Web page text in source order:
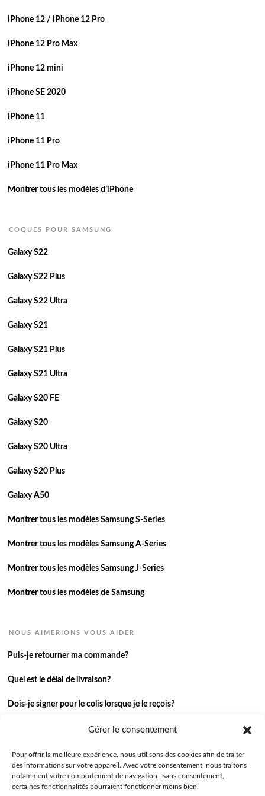
Gérer le consentement
Pour offrir la meilleure expérience, nous utilisons des cookies afin de traiter
des informations sur votre appareil. Avec votre consentement, nous traitons
notamment votre comportement de navigation ; sans consentement,
certaines fonctionnalités pourraient fonctionner moins bien.
iPhone 12 / iPhone 12 Pro
iPhone 12 Pro Max
iPhone 12 mini
iPhone SE 2020
iPhone 11
iPhone 11 Pro
iPhone 11 Pro Max
Montrer tous les modèles d’iPhone
COQUES POUR SAMSUNG
Galaxy S22
Galaxy S22 Plus
Galaxy S22 Ultra
Galaxy S21
Galaxy S21 Plus
Galaxy S21 Ultra
Galaxy S20 FE
Galaxy S20
Galaxy S20 Ultra
Galaxy S20 Plus
Galaxy A50
Montrer tous les modèles Samsung S-Series
Montrer tous les modèles Samsung A-Series
Montrer tous les modèles Samsung J-Series
Montrer tous les modèles de Samsung
NOUS AIMERIONS VOUS AIDER
Puis-je retourner ma commande?
Quel est le délai de livraison?
Dois-je signer pour le colis lorsque je le reçois?
Je n’ai pas reçu ma commande.
J’ai une autre question.
Contactez-nous